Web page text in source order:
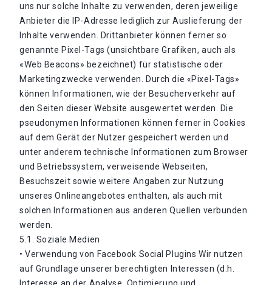
uns nur solche Inhalte zu verwenden, deren jeweilige
Anbieter die IP-Adresse lediglich zur Auslieferung der
Inhalte verwenden. Drittanbieter können ferner so
genannte Pixel-Tags (unsichtbare Grafiken, auch als
«Web Beacons» bezeichnet) für statistische oder
Marketingzwecke verwenden. Durch die «Pixel-Tags»
können Informationen, wie der Besucherverkehr auf
den Seiten dieser Website ausgewertet werden. Die
pseudonymen Informationen können ferner in Cookies
auf dem Gerät der Nutzer gespeichert werden und
unter anderem technische Informationen zum Browser
und Betriebssystem, verweisende Webseiten,
Besuchszeit sowie weitere Angaben zur Nutzung
unseres Onlineangebotes enthalten, als auch mit
solchen Informationen aus anderen Quellen verbunden
werden.
5.1. Soziale Medien
• Verwendung von Facebook Social Plugins Wir nutzen
auf Grundlage unserer berechtigten Interessen (d.h.